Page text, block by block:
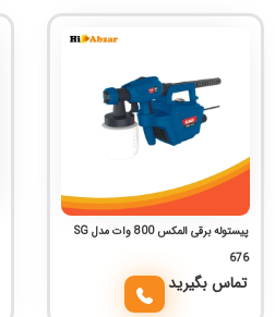
پیستوله برقی المکس 800 وات مدل SG
676
تماس بگیرید